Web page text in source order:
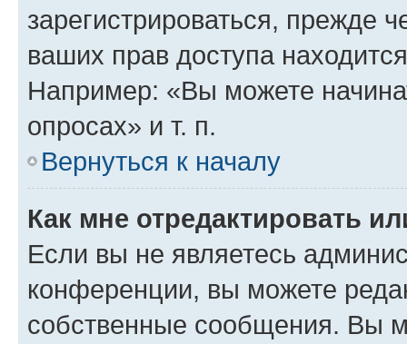
зарегистрироваться, прежде
ваших прав доступа
Например: «Вы можете
опросах» и т. п.
Вернуться к началу
Как мне отредактировать
Если вы не являетесь
конференции, вы можете
собственные сообщения. Вы